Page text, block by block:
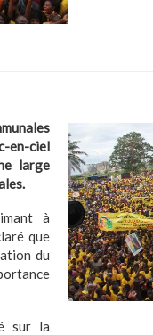
en-ciel
large
à
que
du
sur la